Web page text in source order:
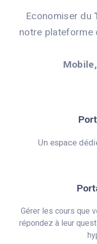
Economiser du
notre plateforme
Un espace
Gérer les cours que
répondez à leur